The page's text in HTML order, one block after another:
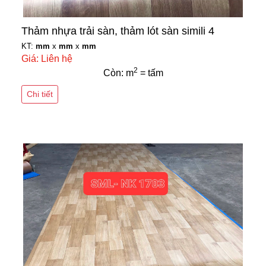
Thảm nhựa trải sàn, thảm lót sàn simili 4
KT: mm x mm x mm
Giá: Liên hệ
Còn: m2 = tấm
Chi tiết